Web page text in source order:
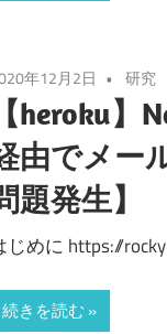
年12月2日 研究
【heroku】
由でメー
題発生】
じめに https://
続きを読む